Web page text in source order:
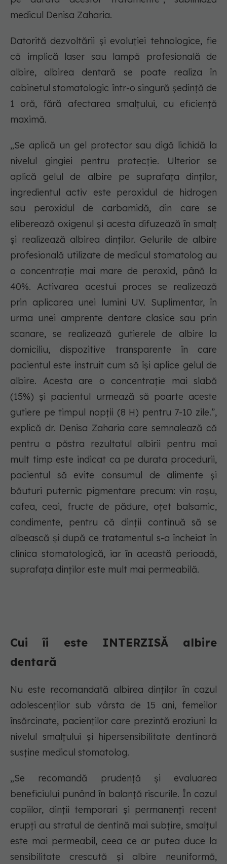
medicul Denisa Zaharia.
Datorită dezvoltării și evoluției tehnologice, fie
că implică laser sau lampă profesională de
albire, albirea dentară se poate realiza în
cabinetul stomatologic într-o singură ședință de
1 oră, fără afectarea smalțului, cu eficiență
maximă.
„Se aplică un gel protector sau digă lichidă la
nivelul gingiei pentru protecție. Ulterior se
aplică gelul de albire pe suprafața dinților,
ingredientul activ este peroxidul de hidrogen
sau peroxidul de carbamidă, din care se
eliberează oxigenul și acesta difuzează în smalț
și realizează albirea dinților. Gelurile de albire
profesională utilizate de medicul stomatolog au
o concentrație mai mare de peroxid, până la
40%. Activarea acestui proces se realizează
prin aplicarea unei lumini UV. Suplimentar, în
urma unei amprente dentare clasice sau prin
scanare, se realizează gutierele de albire la
domiciliu, dispozitive transparente în care
pacientul este instruit cum să își aplice gelul de
albire. Acesta are o concentrație mai slabă
(15%) și pacientul urmează să poarte aceste
gutiere pe timpul nopții (8 H) pentru 7-10 zile.”,
explică dr. Denisa Zaharia care semnalează că
pentru a păstra rezultatul albirii pentru mai
mult timp este indicat ca pe durata procedurii,
pacientul să evite consumul de alimente și
băuturi puternic pigmentare precum: vin roșu,
cafea, ceai, fructe de pădure, oțet balsamic,
condimente, pentru că dinții continuă să se
albească și după ce tratamentul s-a încheiat în
clinica stomatologică, iar în această perioadă,
suprafața dinților este mult mai permeabilă.
Cui îi este INTERZISĂ albire
dentară
Nu este recomandată albirea dinților în cazul
adolescenților sub vârsta de 15 ani, femeilor
însărcinate, pacienților care prezintă eroziuni la
nivelul smalțului și hipersensibilitate dentinară
susține medicul stomatolog.
„Se recomandă prudență și evaluarea
beneficiului punând în balanță riscurile. În cazul
copiilor, dinții temporari și permanenți recent
erupți au stratul de dentină mai subțire, smalțul
este mai permeabil, ceea ce ar putea duce la
sensibilitate crescută și albire neuniformă,